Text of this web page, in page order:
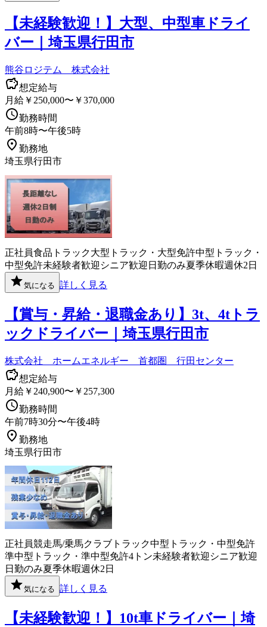
【未経験歓迎！】大型、中型車ドライ
バー｜埼玉県行田市
熊谷ロジテム 株式会社
想定給与
月給￥250,000〜￥370,000
勤務時間
午前8時〜午後5時
勤務地
埼玉県行田市
正社員食品 トラック大型トラック・大型免許中型トラック・
中型免許未経験者歓迎 シニア歓迎 日勤のみ夏季休暇週休2日
気になる 詳しく見る
【賞与・昇給・退職金あり】3t、4tトラ
ックドライバー｜埼玉県行田市
株式会社 ホームエネルギー 首都圏 行田センター
想定給与
月給￥240,900〜￥257,300
勤務時間
午前7時30分〜午後4時
勤務地
埼玉県行田市
正社員競走馬/乗馬クラブ トラック中型トラック・中型免許
準中型トラック・準中型免許4トン未経験者歓迎 シニア歓迎
日勤のみ夏季休暇週休2日
気になる 詳しく見る
【未経験歓迎！】10t車ドライバー｜埼